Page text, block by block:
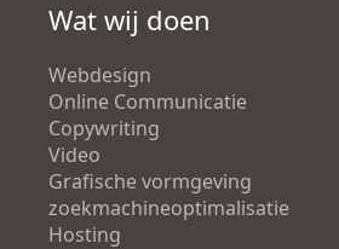
Wat wij doen
Webdesign
Online Communicatie
Copywriting
Video
Grafische vormgeving
zoekmachineoptimalisatie
Hosting